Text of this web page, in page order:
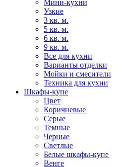
Мини-кухни
Узкие
3 кв. м.
5 кв. м.
6 кв. м.
9 кв. м.
Все для кухни
Варианты отделки
Мойки и смесители
Техника для кухни
Шкафы-купе
Цвет
Коричневые
Серые
Темные
Черные
Светлые
Белые шкафы-купе
Венге